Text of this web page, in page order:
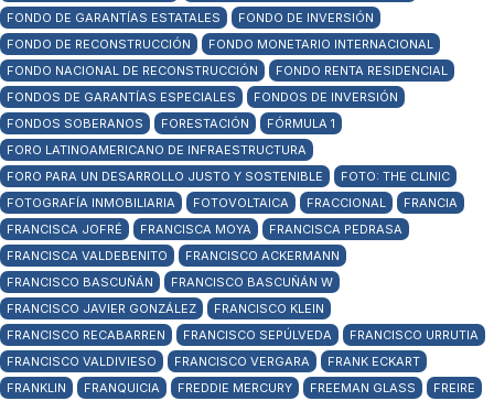
FONDO DE GARANTÍAS ESTATALES
FONDO DE INVERSIÓN
FONDO DE RECONSTRUCCIÓN
FONDO MONETARIO INTERNACIONAL
FONDO NACIONAL DE RECONSTRUCCIÓN
FONDO RENTA RESIDENCIAL
FONDOS DE GARANTÍAS ESPECIALES
FONDOS DE INVERSIÓN
FONDOS SOBERANOS
FORESTACIÓN
FÓRMULA 1
FORO LATINOAMERICANO DE INFRAESTRUCTURA
FORO PARA UN DESARROLLO JUSTO Y SOSTENIBLE
FOTO: THE CLINIC
FOTOGRAFÍA INMOBILIARIA
FOTOVOLTAICA FRACCIONAL
FRANCIA
FRANCISCA JOFRÉ
FRANCISCA MOYA
FRANCISCA PEDRASA
FRANCISCA VALDEBENITO
FRANCISCO ACKERMANN
FRANCISCO BASCUÑÁN
FRANCISCO BASCUÑÁN W
FRANCISCO JAVIER GONZÁLEZ
FRANCISCO KLEIN
FRANCISCO RECABARREN
FRANCISCO SEPÚLVEDA
FRANCISCO URRUTIA
FRANCISCO VALDIVIESO
FRANCISCO VERGARA
FRANK ECKART
FRANKLIN
FRANQUICIA FREDDIE MERCURY FREEMAN GLASS
FREIRE